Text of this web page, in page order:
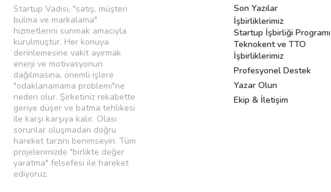
Startup Vadisi, "satış, müşteri
bulma ve markalama"
hizmetlerini sunmak amacıyla
kurulmuştur. Her konuya
derinlemesine vakit ayırmak
enerji ve motivasyonun
dağılmasına, önemli işlere
"odaklanamama problemi"ne
neden olur. Şirketiniz rekabette
geriye düşer ve batma tehlikesi
ile karşı karşıya kalır. Olası
sorunlar oluşmadan doğru
hareket tarzını benimseyin. Tüm
projelerimizde "birlikte değer
yaratma" felsefesi ile hareket
ediyoruz.
Son Yazılar
İşbirliklerimiz
Startup İşbirliği Programı
Teknokent ve TTO
İşbirliklerimiz
Profesyonel Destek
Yazar Olun
Ekip & İletişim